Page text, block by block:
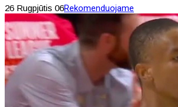
26 Rugpjūtis 06Rekomenduojame